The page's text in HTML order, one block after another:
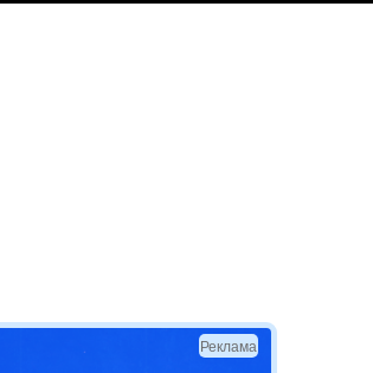
Реклама